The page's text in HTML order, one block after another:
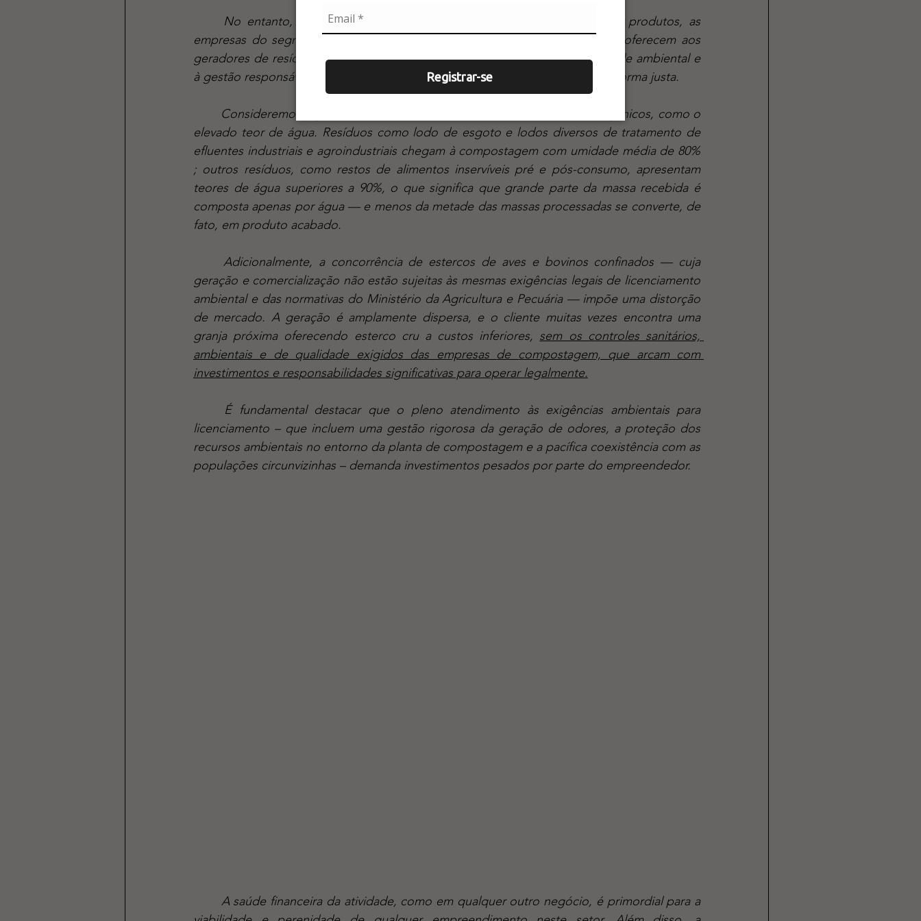
Registrar-se
empresas do segmento acabam desvalorizando o serviço fundamental que oferecem aos
geradores de resíduos. Esse serviço, intrinsecamente ligado à sustentabilidade ambiental e
à gestão responsável de materiais, merece ser reconhecido e precificado de forma justa.
elevado teor de água. Resíduos como lodo de esgoto e lodos diversos de tratamento de
efluentes industriais e agroindustriais chegam à compostagem com umidade média de 80%
; outros resíduos, como restos de alimentos inservíveis pré e pós-consumo, apresentam
teores de água superiores a 90%, o que significa que grande parte da massa recebida é
composta apenas por água — e menos da metade das massas processadas se converte, de
fato, em produto acabado.
geração e comercialização não estão sujeitas às mesmas exigências legais de licenciamento
ambiental e das normativas do Ministério da Agricultura e Pecuária — impõe uma distorção
de mercado. A geração é amplamente dispersa, e o cliente muitas vezes encontra uma
granja próxima oferecendo esterco cru a custos inferiores, sem os controles sanitários,
ambientais e de qualidade exigidos das empresas de compostagem, que arcam com
investimentos e responsabilidades significativas para operar legalmente.
licenciamento – que incluem uma gestão rigorosa da geração de odores, a proteção dos
recursos ambientais no entorno da planta de compostagem e a pacífica coexistência com as
populações circunvizinhas – demanda investimentos pesados por parte do empreendedor.